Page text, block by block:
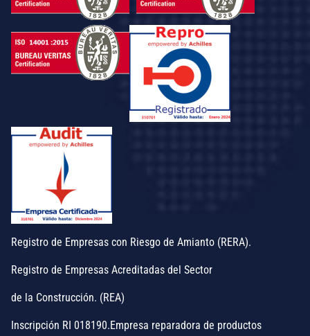
Registro de Empresas con Riesgo de Amianto (RERA).
Registro de Empresas Acreditadas del Sector
de la Construcción. (REA)
Inscripción RI 018190.Empresa reparadora de productos